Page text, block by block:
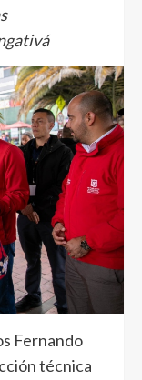
Fernando
técnica